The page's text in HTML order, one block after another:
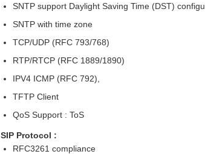
SNTP support Daylight Saving Time (DST)
SNTP with time zone
TCP/UDP (RFC 793/768)
RTP/RTCP (RFC 1889/1890)
IPV4 ICMP (RFC 792),
TFTP Client
QoS Support : ToS
SIP Protocol :
RFC3261 compliance